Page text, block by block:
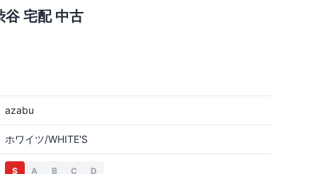
谷 宅配 中古
azabu
ホワイツ/WHITE'S
S A B C D